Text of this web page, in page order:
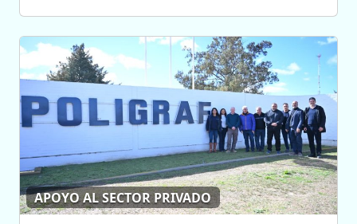
APOYO AL SECTOR PRIVADO